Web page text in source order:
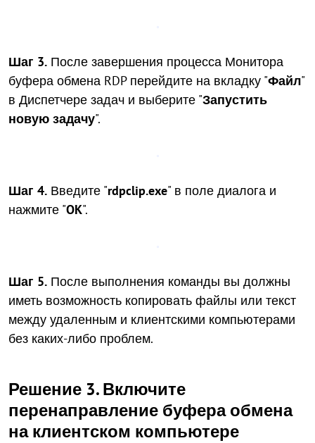
Шаг 3. После завершения процесса Монитора
буфера обмена RDP перейдите на вкладку "Файл"
в Диспетчере задач и выберите "Запустить
новую задачу".
Шаг 4. Введите "rdpclip.exe" в поле диалога и
нажмите "OK".
Шаг 5. После выполнения команды вы должны
иметь возможность копировать файлы или текст
между удаленным и клиентскими компьютерами
без каких-либо проблем.
Решение 3. Включите
перенаправление буфера обмена
на клиентском компьютере